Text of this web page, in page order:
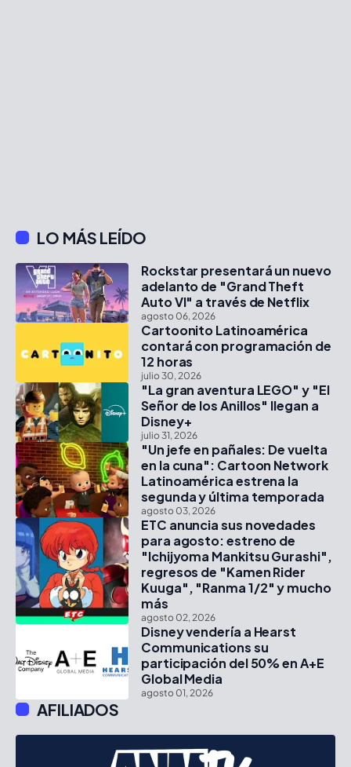
LO MÁS LEÍDO
Rockstar presentará un nuevo
adelanto de "Grand Theft
Auto VI" a través de Netflix
agosto 06, 2026
Cartoonito Latinoamérica
contará con programación de
12 horas
julio 30, 2026
"La gran aventura LEGO" y "El
Señor de los Anillos" llegan a
Disney+
julio 31, 2026
"Un jefe en pañales: De vuelta
en la cuna": Cartoon Network
Latinoamérica estrena la
segunda y última temporada
agosto 03, 2026
ETC anuncia sus novedades
para agosto: estreno de
"Ichijyoma Mankitsu Gurashi",
regresos de "Kamen Rider
Kuuga", "Ranma 1/2" y mucho
más
agosto 02, 2026
Disney vendería a Hearst
Communications su
participación del 50% en A+E
Global Media
agosto 01, 2026
AFILIADOS